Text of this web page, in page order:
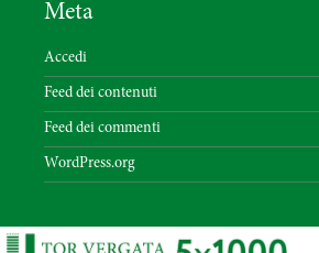
Meta
Accedi
Feed dei contenuti
Feed dei commenti
WordPress.org